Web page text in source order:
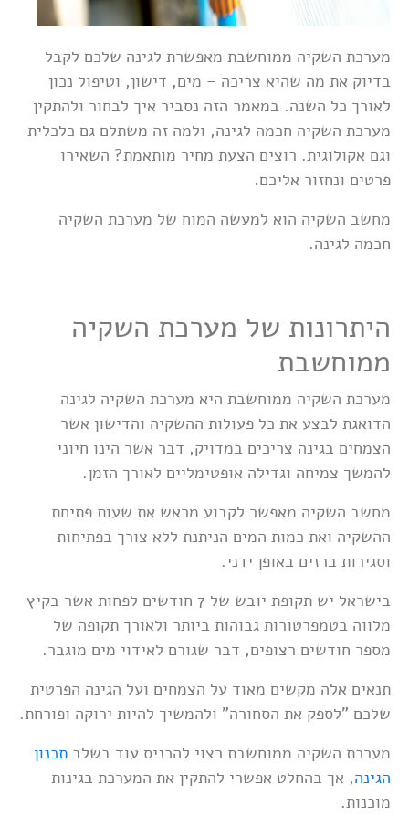
מערכת השקיה ממוחשבת מאפשרת לגינה שלכם לקבל
בדיוק את מה שהיא צריכה – מים, דישון, וטיפול נכון
לאורך כל השנה. במאמר הזה נסביר איך לבחור ולהתקין
מערכת השקיה חכמה לגינה, ולמה זה משתלם גם כלכלית
וגם אקולוגית. רוצים הצעת מחיר מותאמת? השאירו
פרטים ונחזור אליכם.
מחשב השקיה הוא למעשה המוח של מערכת השקיה
חכמה לגינה.
היתרונות של מערכת השקיה
ממוחשבת
מערכת השקיה ממוחשבת היא מערכת השקיה לגינה
הדואגת לבצע את כל פעולות ההשקיה והדישון אשר
הצמחים בגינה צריכים במדויק, דבר אשר הינו חיוני
להמשך צמיחה וגדילה אופטימליים לאורך הזמן.
מחשב השקיה מאפשר לקבוע מראש את שעות פתיחת
ההשקיה ואת כמות המים הניתנת ללא צורך בפתיחות
וסגירות ברזים באופן ידני.
בישראל יש תקופת יובש של 7 חודשים לפחות אשר בקיץ
מלווה בטמפרטורות גבוהות ביותר ולאורך תקופה של
מספר חודשים רצופים, דבר שגורם לאידוי מים מוגבר.
תנאים אלה מקשים מאוד על הצמחים ועל הגינה הפרטית
שלכם "לספק את הסחורה" ולהמשיך להיות ירוקה ופורחת.
מערכת השקיה ממוחשבת רצוי להכניס עוד בשלב תכנון
הגינה, אך בהחלט אפשרי להתקין את המערכת בגינות
מוכנות.